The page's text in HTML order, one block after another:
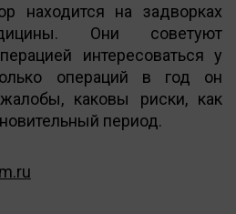
находится на задворках
Они советуют
интересоваться у
операций в год он
каковы риски, как
период.